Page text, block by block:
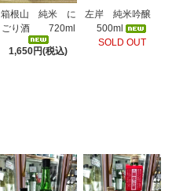
箱根山 純米 に
ごり酒 720ml
1,650円(税込)
左岸 純米吟醸
500ml
SOLD OUT